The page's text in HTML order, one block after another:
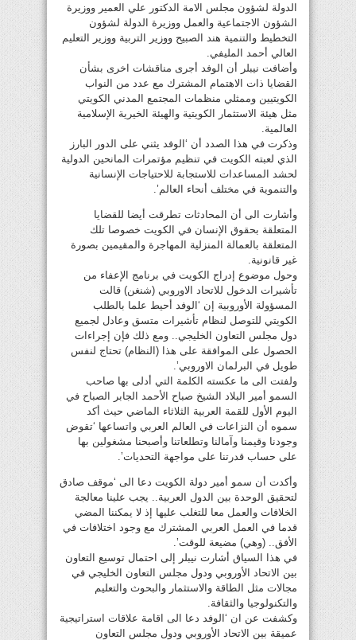
الدولة لشؤون مجلس الامة الدكتور علي العمير ووزيرة
الشؤون الاجتماعية والعمل ووزيرة الدولة لشؤون
التخطيط والتنمية هند الصبيح ووزير التربية ووزير التعليم
العالي أحمد المليفي.
وأضافت نيبلر أن الوفد أجرى مناقشات اخرى بشأن
القضايا ذات الاهتمام المشترك مع عدد من النواب
الكويتيين وممثلي منظمات المجتمع المدني الكويتي
مثل هيئة الاستثمار الكويتية والهيئة الخيرية الإسلامية
العالمية.
وذكرت في هذا الصدد أن ‘الوفد يثني على الدور البارز
الذي لعبته الكويت في تنظيم مؤتمرات المانحين الدولية
لحشد المساعدات للاستجابة للاحتياجات الإنسانية
والتنموية في مختلف أنحاء العالم’.
وأشارت الى أن المحادثات تطرقت أيضا للقضايا
المتعلقة بحقوق الإنسان في الكويت خصوصا تلك
المتعلقة بالعمالة المنزلية المهاجرة والمقيمين بصورة
غير قانونية.
وحول موضوع إدراج الكويت في برنامج الإعفاء من
تأشيرات الدخول للاتحاد الاوروبي (شنغن) قالت
المسؤولة الأوروبية إن ‘الوفد أحيط علما بالطلب
الكويتي للتوصل لنظام تأشيرات متسق وعادل لجميع
دول مجلس التعاون الخليجي.. ومع ذلك فإن إجراءات
الحصول على الموافقة على هذا (النظام) تحتاج لنفس
طويل في البرلمان الاوروبي’.
ولفتت الى ما عكسته الكلمة التي أدلى بها صاحب
السمو أمير البلاد الشيخ صباح الأحمد الجابر الصباح في
اليوم الأول للقمة العربية الثلاثاء الماضي حيث أكد
سموه أن النزاعات في العالم العربي واتساعها ‘تقوض
وجودنا وقيمنا وآمالنا وتطلعاتنا وأصبحنا مشغولين بها
على حساب قدرتنا على مواجهة التحديات’.
وأكدت أن سمو أمير دولة الكويت دعا الى ‘موقف صادق
لتحقيق الوحدة بين الدول العربية.. يجب علينا معالجة
الخلافات والعمل معا للتغلب عليها إذ لا يمكننا المضي
قدما في العمل العربي المشترك مع وجود اختلافات في
الأفق.. (وهي) مضيعة للوقت’.
في هذا السياق أشارت نيبلر إلى احتمال توسيع التعاون
بين الاتحاد الأوروبي ودول مجلس التعاون الخليجي في
مجالات مثل الطاقة والاستثمار والبحوث والتعليم
والتكنولوجيا والثقافة.
وكشفت عن ان ‘الوفد دعا الى اقامة علاقات استراتيجية
عميقة بين الاتحاد الأوروبي ودول مجلس التعاون